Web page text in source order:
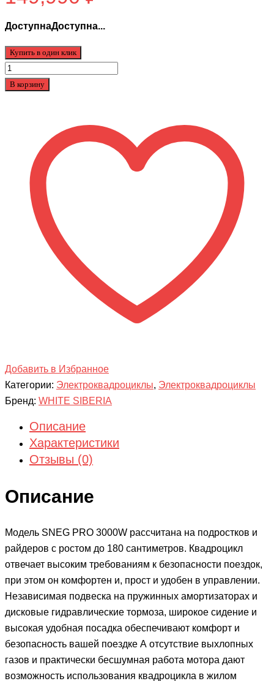
ДоступнаДоступна...
Купить в один клик
Количество
товара
SIBERIA
SNEG
В корзину
Добавить в Избранное
Категории: Электроквадроциклы, Электроквадроциклы
Бренд: WHITE SIBERIA
Описание
Характеристики
Отзывы (0)
Описание
Модель SNEG PRO 3000W рассчитана на подростков и
райдеров с ростом до 180 сантиметров. Квадроцикл
отвечает высоким требованиям к безопасности поездок,
при этом он комфортен и, прост и удобен в управлении.
Независимая подвеска на пружинных амортизаторах и
дисковые гидравлические тормоза, широкое сидение и
высокая удобная посадка обеспечивают комфорт и
безопасность вашей поездке А отсутствие выхлопных
газов и практически бесшумная работа мотора дают
возможность использования квадроцикла в жилом